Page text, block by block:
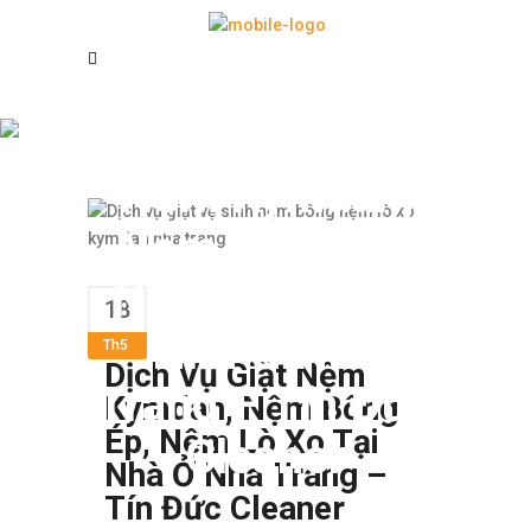
Nệm Kymdan,
Nệm Bông Ép,
Nệm Lò Xo Tại
Nhà Ở Nha
Trang – Tín Đức
Cleaner
18
Th5
Dịch Vụ Giặt Nệm
Kymdan, Nệm Bông
Ép, Nệm Lò Xo Tại
Nhà Ở Nha Trang –
Tín Đức Cleaner